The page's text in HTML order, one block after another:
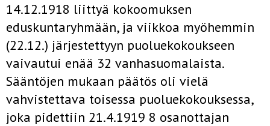
14.12.1918 liittyä kokoomuksen
eduskuntaryhmään, ja viikkoa myöhemmin
(22.12.) järjestettyyn puoluekokoukseen
vaivautui enää 32 vanhasuomalaista.
Sääntöjen mukaan päätös oli vielä
vahvistettava toisessa puoluekokouksessa,
joka pidettiin 21.4.1919 8 osanottajan